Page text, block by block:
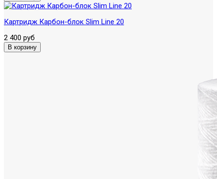
Картридж Карбон-блок Slim Line 20
2 400 руб